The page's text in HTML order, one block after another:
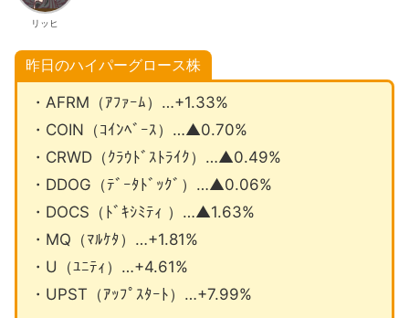
リッヒ
昨日のハイパーグロース株
・AFRM（ｱﾌｧｰﾑ）…+1.33%
・COIN（ｺｲﾝﾍﾞｰｽ）…▲0.70%
・CRWD（ｸﾗｳﾄﾞｽﾄﾗｲｸ）…▲0.49%
・DDOG（ﾃﾞｰﾀﾄﾞｯｸﾞ）…▲0.06%
・DOCS（ﾄﾞｷｼﾐﾃｨ ）…▲1.63%
・MQ（ﾏﾙｹﾀ）…+1.81%
・U（ﾕﾆﾃｨ）…+4.61%
・UPST（ｱｯﾌﾟｽﾀｰﾄ）…+7.99%